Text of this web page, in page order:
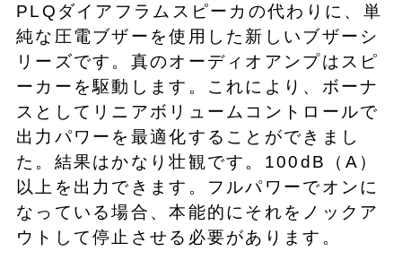
PLQダイアフラムスピーカの代わりに、単
純な圧電ブザーを使用した新しいブザーシ
リーズです。真のオーディオアンプはスピ
ーカーを駆動します。これにより、ボーナ
スとしてリニアボリュームコントロールで
出力パワーを最適化することができまし
た。結果はかなり壮観です。100dB（A）
以上を出力できます。フルパワーでオンに
なっている場合、本能的にそれをノックア
ウトして停止させる必要があります。